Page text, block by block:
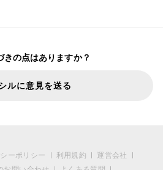
きの点はありますか？
ルに意見を送る
ーポリシー 利用規約
運営会社